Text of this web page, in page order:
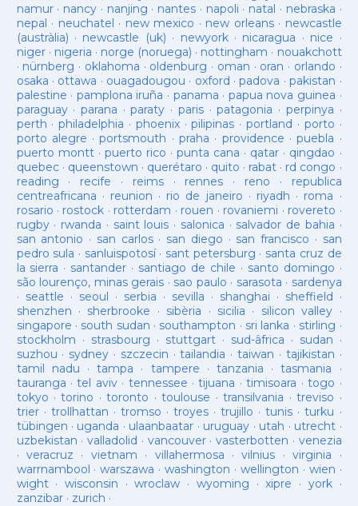
namur· nancy · nanjing · nantes · napoli · natal · nebraska ·
nepal · neuchatel · new mexico · new orleans· newcastle
(austràlia) · newcastle (uk) · newyork· nicaragua · nice ·
niger· nigeria · norge (noruega) · nottingham · nouakchott
· nürnberg · oklahoma · oldenburg · oman · oran · orlando ·
osaka · ottawa · ouagadougou · oxford ·padova ·pakistan ·
palestine · pamplona iruña · panama · papua nova guinea ·
paraguay· parana ·paraty · paris·patagonia · perpinya ·
perth ·philadelphia · phoenix·pilipinas ·portland · porto ·
porto alegre ·portsmouth ·praha · providence ·puebla ·
puerto montt· puerto rico ·punta cana · qatar · qingdao ·
quebec· queenstown · querétaro · quito · rabat · rd congo ·
reading · recife · reims· rennes · reno · republica
centreafricana · reunion · rio de janeiro · riyadh · roma ·
rosario · rostock · rotterdam · rouen · rovaniemi · rovereto ·
rugby· rwanda · saint louis · salonica · salvador de bahia ·
san antonio · san carlos· san diego · san francisco · san
pedro sula · sanluispotosí· sant petersburg · santa cruz de
la sierra · santander · santiago de chile · santo domingo ·
são lourenço, minas gerais · sao paulo · sarasota · sardenya
· seattle · seoul · serbia · sevilla · shanghai · sheffield ·
shenzhen · sherbrooke · sibèria · sicilia · silicon valley ·
singapore · south sudan · southampton · sri lanka · stirling ·
stockholm · strasbourg · stuttgart· sud-âfrica · sudan ·
suzhou · sydney · szczecin ·tailandia ·taiwan · tajikistan ·
tamil nadu ·tampa · tampere · tanzania ·tasmania ·
tauranga ·tel aviv· tennessee ·tijuana ·timisoara ·togo ·
tokyo ·torino ·toronto ·toulouse ·transilvania ·treviso ·
trier· trollhattan · tromso · troyes·trujillo ·tunis ·turku ·
tübingen · uganda · ulaanbaatar · uruguay · utah · utrecht ·
uzbekistan · valladolid · vancouver· vasterbotten · venezia
· veracruz · vietnam · villahermosa ·vilnius ·virginia ·
warrnambool ·warszawa ·washington · wellington · wien ·
wight· wisconsin ·wroclaw · wyoming ·xipre · york·
zanzibar· zurich ·